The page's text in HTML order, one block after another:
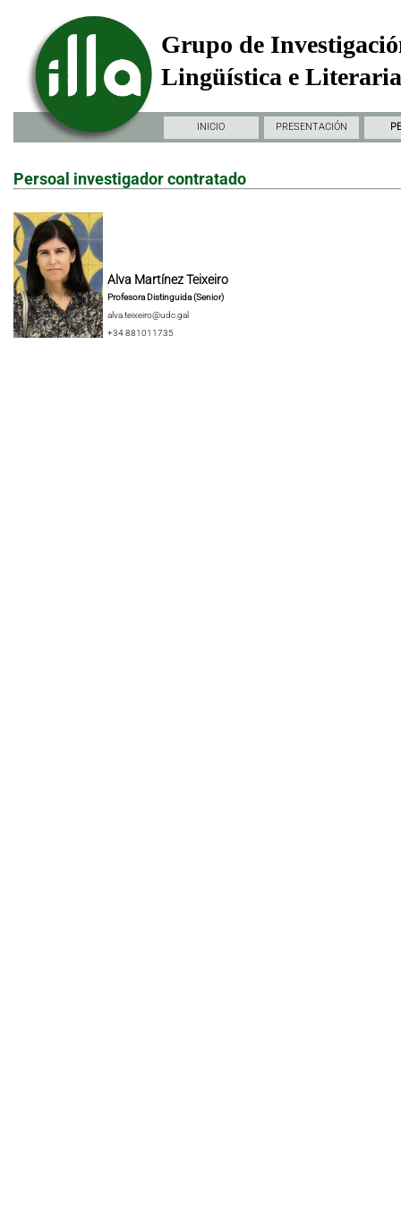
Grupo de
Lingüística e
INICIO PRESENTACIÓN
Persoal investigador contratado
Alva Martínez Teixeiro
Profesora Distinguida (Senior)
alva.teixeiro@udc.gal
+34 881011735